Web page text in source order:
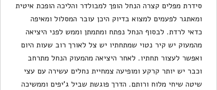
סידרת מפלים קצרה הנחל הופך למבולדר והליכה הופכת איטית
ומאתגר לפעמים למצוא בדיוק היכן עובר המסלול ומאיפה
כדאי לרדת. לבסוף הנחל נפתח ומתמתן וממש לפני היציאה
מהמעוק יש קיר נטוי שמתחתיו יש צל לאורך רוב שעות היום
ואפשר לעצור תחתיו. לאחר היציאה מהמעוק הנחל מתרחב
וכבר יש יותר קרקע ומופיעה צמחיית נחלים עשירה עם עצי
שיטה שיחי מלוח ורותם. הדרך פוגשת שביל ג'יפים וממשיכה